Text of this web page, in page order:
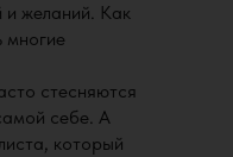
и желаний. Как
многие
стесняются
себе. А
который